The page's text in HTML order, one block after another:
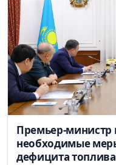
Премьер-министр
необходимые
дефицита топлива